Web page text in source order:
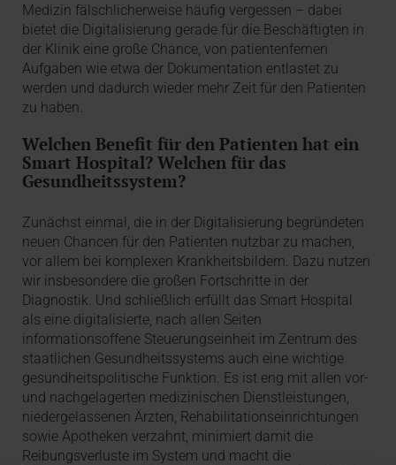
Medizin fälschlicherweise häufig vergessen – dabei
bietet die Digitalisierung gerade für die Beschäftigten in
der Klinik eine große Chance, von patientenfernen
Aufgaben wie etwa der Dokumentation entlastet zu
werden und dadurch wieder mehr Zeit für den Patienten
zu haben.
Welchen Benefit für den Patienten hat ein
Smart Hospital? Welchen für das
Gesundheitssystem?
Zunächst einmal, die in der Digitalisierung begründeten
neuen Chancen für den Patienten nutzbar zu machen,
vor allem bei komplexen Krankheitsbildern. Dazu nutzen
wir insbesondere die großen Fortschritte in der
Diagnostik. Und schließlich erfüllt das Smart Hospital
als eine digitalisierte, nach allen Seiten
informationsoffene Steuerungseinheit im Zentrum des
staatlichen Gesundheitssystems auch eine wichtige
gesundheitspolitische Funktion. Es ist eng mit allen vor-
und nachgelagerten medizinischen Dienstleistungen,
niedergelassenen Ärzten, Rehabilitationseinrichtungen
sowie Apotheken verzahnt, minimiert damit die
Reibungsverluste im System und macht die